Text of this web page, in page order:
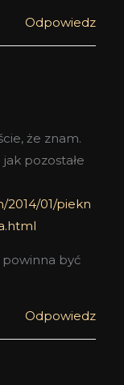
Odpowiedz
że znam.
pozostałe
2014/01/piekn
powinna być
Odpowiedz